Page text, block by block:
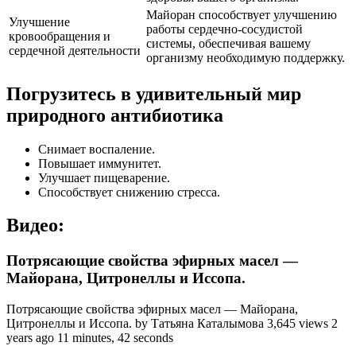
Улучшение
кровообращения и
сердечной деятельности
Майоран способствует улучшению
работы сердечно-сосудистой
системы, обеспечивая вашему
организму необходимую поддержку.
Погрузитесь в удивительный мир
природного антибиотика
Снимает воспаление.
Повышает иммунитет.
Улучшает пищеварение.
Способствует снижению стресса.
Видео:
Потрясающие свойства эфирных масел —
Майорана, Цитронеллы и Иссопа.
Потрясающие свойства эфирных масел — Майорана,
Цитронеллы и Иссопа. by Татьяна Каталымова 3,645 views 2
years ago 11 minutes, 42 seconds